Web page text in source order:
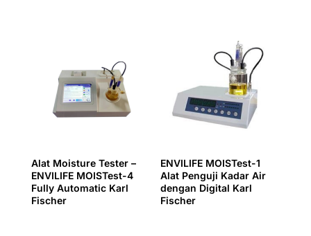
Alat Moisture Tester –
ENVILIFE MOISTest-4
Fully Automatic Karl
Fischer
ENVILIFE MOISTest-1
Alat Penguji Kadar Air
dengan Digital Karl
Fischer